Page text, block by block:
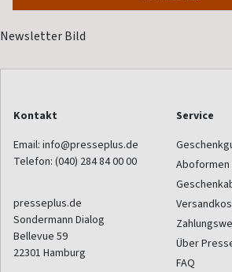
Kontakt
Email: info@presseplus.de
Telefon: (040) 284 84 00 00
presseplus.de
Sondermann Dialog
Bellevue 59
22301 Hamburg
Service
Aboformen
Über
FAQ